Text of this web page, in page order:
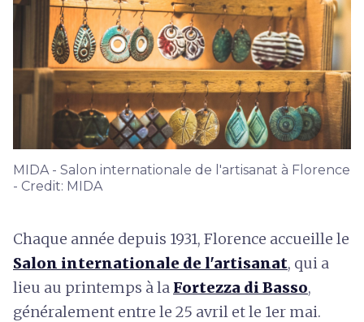
MIDA - Salon internationale de l'artisanat à Florence
- Credit: MIDA
Chaque année depuis 1931, Florence accueille le
Salon internationale de l'artisanat, qui a
lieu au printemps à la Fortezza di Basso,
généralement entre le 25 avril et le 1er mai.